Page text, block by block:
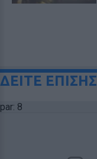
ΔΕΙΤΕ ΕΠΙΣΗΣ
par: 8